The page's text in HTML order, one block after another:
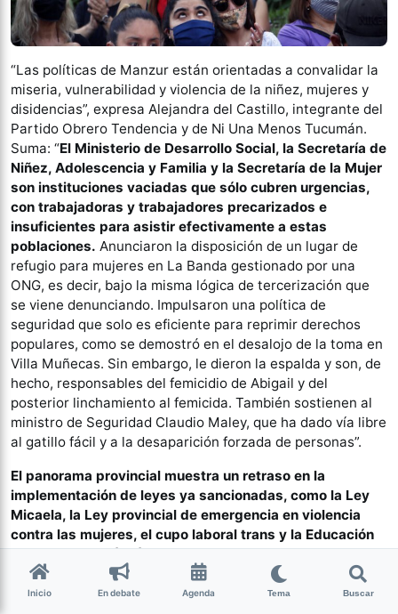
“Las políticas de Manzur están orientadas a convalidar la
miseria, vulnerabilidad y violencia de la niñez, mujeres y
disidencias”, expresa Alejandra del Castillo, integrante del
Partido Obrero Tendencia y de Ni Una Menos Tucumán.
Suma: “El Ministerio de Desarrollo Social, la Secretaría de
Niñez, Adolescencia y Familia y la Secretaría de la Mujer
son instituciones vaciadas que sólo cubren urgencias,
con trabajadoras y trabajadores precarizados e
insuficientes para asistir efectivamente a estas
poblaciones. Anunciaron la disposición de un lugar de
refugio para mujeres en La Banda gestionado por una
ONG, es decir, bajo la misma lógica de tercerización que
se viene denunciando. Impulsaron una política de
seguridad que solo es eficiente para reprimir derechos
populares, como se demostró en el desalojo de la toma en
Villa Muñecas. Sin embargo, le dieron la espalda y son, de
hecho, responsables del femicidio de Abigail y del
posterior linchamiento al femicida. También sostienen al
ministro de Seguridad Claudio Maley, que ha dado vía libre
al gatillo fácil y a la desaparición forzada de personas”.
El panorama provincial muestra un retraso en la
implementación de leyes ya sancionadas, como la Ley
Micaela, la Ley provincial de emergencia en violencia
contra las mujeres, el cupo laboral trans y la Educación
leyes nacionales que llevan décadas en el plexo normativo
argentino, como la Ley de Salud Sexual y Procreación
Inicio En debate Agenda Tema Buscar